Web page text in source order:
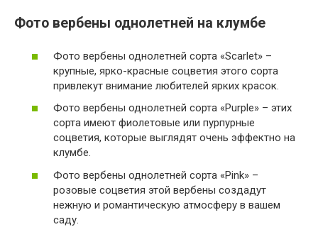
Фото вербены однолетней на клумбе
Фото вербены однолетней сорта «Scarlet» –
крупные, ярко-красные соцветия этого сорта
привлекут внимание любителей ярких красок.
Фото вербены однолетней сорта «Purple» – этих
сорта имеют фиолетовые или пурпурные
соцветия, которые выглядят очень эффектно на
клумбе.
Фото вербены однолетней сорта «Pink» –
розовые соцветия этой вербены создадут
нежную и романтическую атмосферу в вашем
саду.